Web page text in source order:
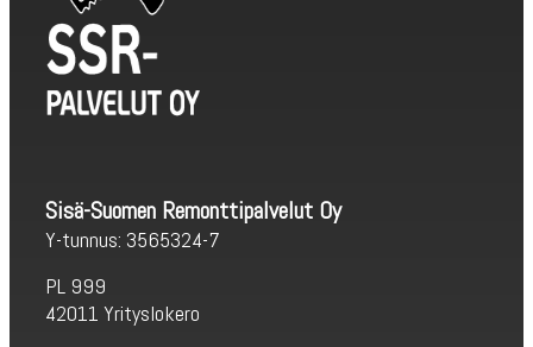
Sisä-Suomen Remonttipalvelut Oy
Y-tunnus: 3565324-7
PL 999
42011 Yrityslokero